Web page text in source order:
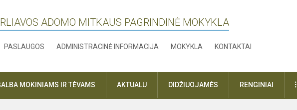
ADOMO MITKAUS PAGRINDINĖ MOKYKLA
PASLAUGOS ADMINISTRACINĖ INFORMACIJA MOKYKLA KONTAKTAI
MOKINIAMS IR TĖVAMS AKTUALU DIDŽIUOJAMĖS RENGINIAI